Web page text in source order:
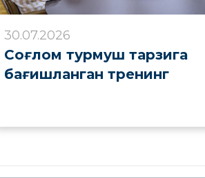
30.07.2026
Соғлом турмуш тарзига
бағишланган тренинг